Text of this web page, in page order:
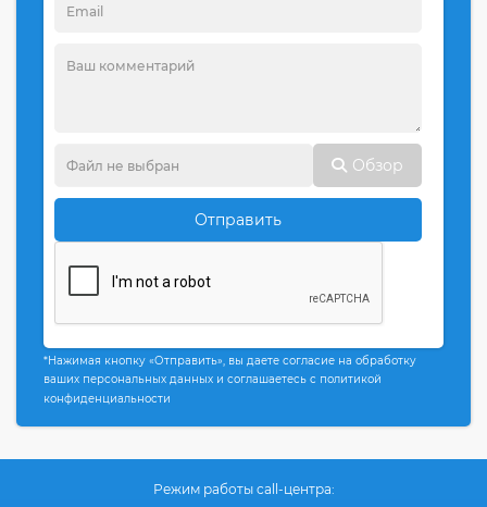
Обзор
Отправить
*Нажимая кнопку «Отправить», вы даете согласие на обработку
ваших персональных данных и соглашаетесь с политикой
конфиденциальности
Режим работы call-центра: